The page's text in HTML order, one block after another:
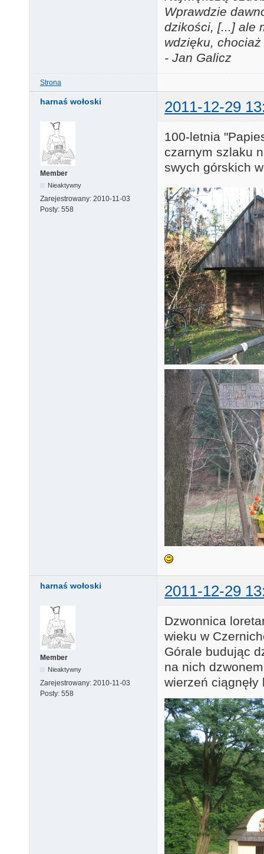
Wprawdzie
dzikości, [...] ale
wdzięku,
- Jan Galicz
Strona
harnaś wołoski 2011-12-29
Member
Nieaktywny
Zarejestrowany: 2010-11-03
Posty: 558
100-letnia
czarnym szlaku
swych górskich
harnaś wołoski 2011-12-29
Member
Nieaktywny
Zarejestrowany: 2010-11-03
Posty: 558
Dzwonnica
wieku w
Górale budując
na nich
wierzeń